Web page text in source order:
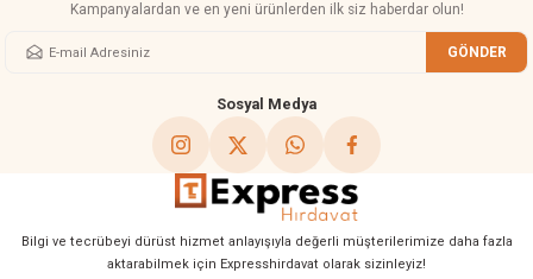
Kampanyalardan ve en yeni ürünlerden ilk siz haberdar olun!
GÖNDER
Sosyal Medya
Bilgi ve tecrübeyi dürüst hizmet anlayışıyla değerli müşterilerimize daha fazla
aktarabilmek için Expresshirdavat olarak sizinleyiz!